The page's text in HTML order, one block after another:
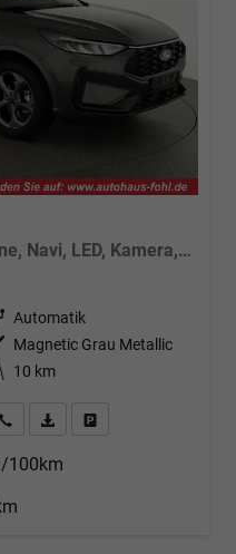
ST-Line 1.5 EcoBoost ST-Line, Navi, LED, Kamera, Winter, FS beheizbar
Automatik
Magnetic Grau Metallic
Kilometerstand 10 km
Angebot anfordern
Fahrzeugexpose (PDF)
100km